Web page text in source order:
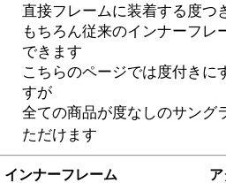
直接フレームに装着する度つ
もちろん従来のインナーフレ
できます
こちらのページでは度付きに
すが
全ての商品が度なしのサング
ただけます
インナーフレーム